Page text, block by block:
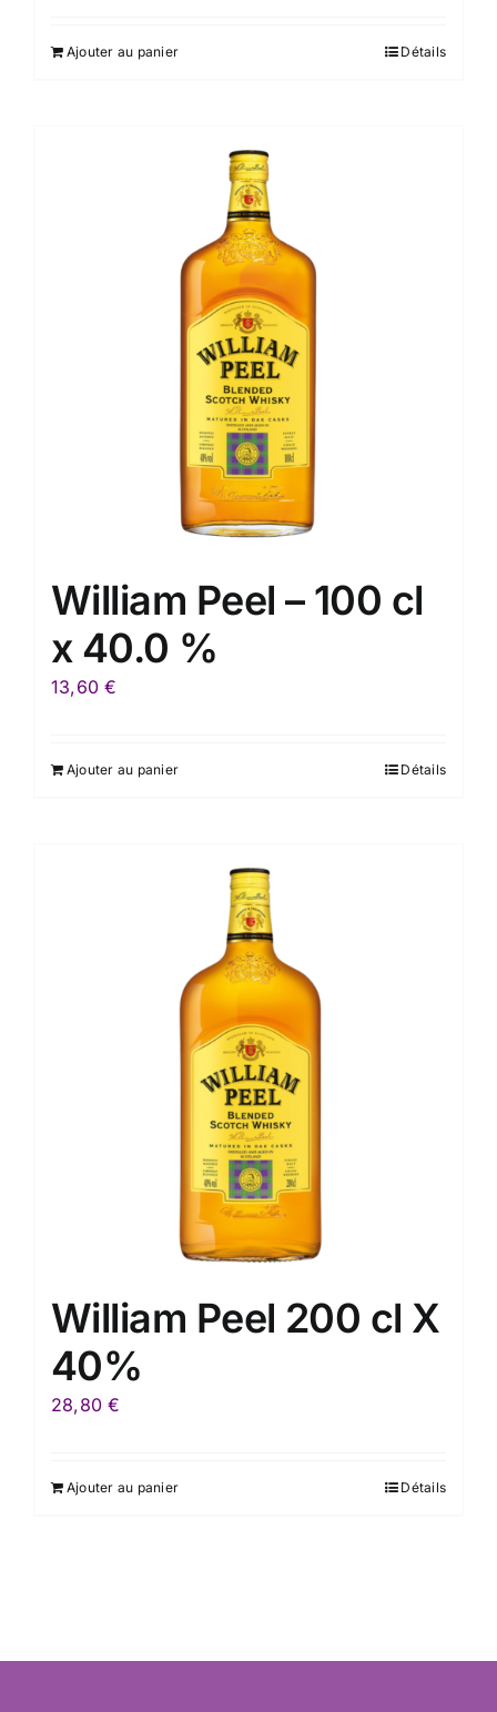
Ajouter au panier Détails
William Peel – 100 cl
x 40.0 %
13,60€
Ajouter au panier Détails
William Peel 200 cl X
40%
28,80€
Ajouter au panier Détails